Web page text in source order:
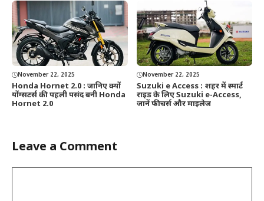
November 22, 2025
Honda Hornet 2.0 : जानिए क्यों
योंग्सटर्स की पहली पसंद बनी Honda
Hornet 2.0
November 22, 2025
Suzuki e Access : शहर में स्मार्ट
राइड के लिए Suzuki e-Access,
जानें फीचर्स और माइलेज
Leave a Comment